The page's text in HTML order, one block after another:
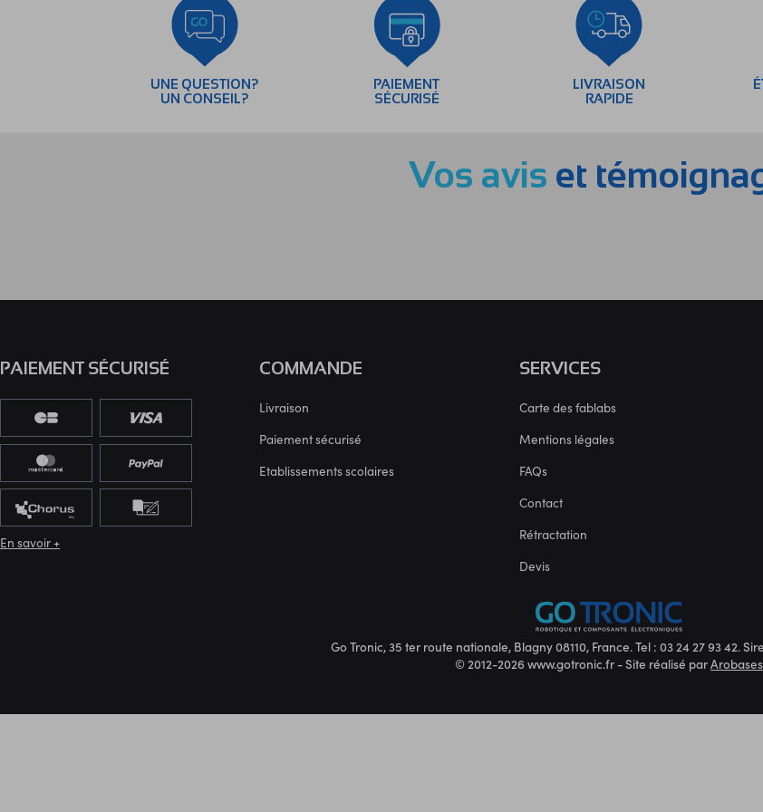
UNE QUESTION?
UN CONSEIL?
PAIEMENT
SÉCURISÉ
LIVRAISON
RAPIDE
Vos avis et
COMMANDE
Livraison
Paiement sécurisé
Etablissements scolaires
SERVICES
Carte des fablabs
Mentions légales
FAQs
Contact
Rétractation
Devis
PAIEMENT SÉCURISÉ
En savoir +
Go Tronic, 35 ter route nationale, Blagny 08110, France. Tel : 03 24 27 93 42.
© 2012-2026 www.gotronic.fr - Site réalisé parArobases